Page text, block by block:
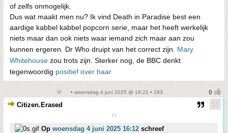
of zelfs onmogelijk.
Dus wat maakt men nu? Ik vind Death in Paradise best een
aardige kabbel kabbel popcorn serie, maar het heeft werkelijk
niets maar dan ook niets waar iemand zich maar aan zou
kunnen ergeren. Dr Who druipt van het correct zijn.
Mary
Whitehouse zou trots zijn. Sterker nog, de BBC denkt
tegenwoordig positief over haar
• woensdag 4 juni 2025 @ 16:21 • 183
Citizen.Erased
7\
Op woensdag 4 juni 2025 16:12 schreef